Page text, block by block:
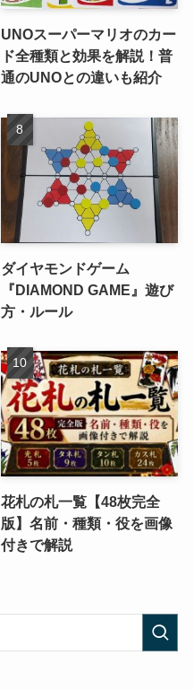
UNOスーパーマリオのカー
ド全種類と効果を解説！普
通のUNOとの違いも紹介
ダイヤモンドゲーム
『DIAMOND GAME』遊び
方・ルール
花札の札一覧【48枚完全
版】名前・種類・役を画像
付きで解説